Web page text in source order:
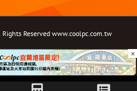
Reserved www.coolpc.com.tw
YouTubeTwitterEmail: ×